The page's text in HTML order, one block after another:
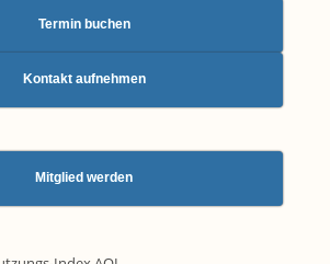
Termin buchen
Kontakt aufnehmen
Mitglied werden